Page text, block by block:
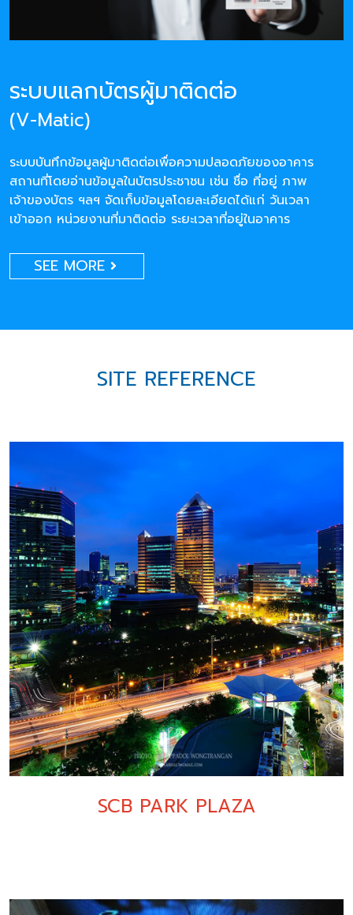
ระบบแลกบัตรผู้มาติดต่อ
(V-Matic)
ระบบบันทึกข้อมูลผู้มาติดต่อเพื่อความปลอดภัยของอาคาร
สถานที่โดยอ่านข้อมูลในบัตรประชาชน เช่น ชื่อ ที่อยู่ ภาพ
เจ้าของบัตร ฯลฯ จัดเก็บข้อมูลโดยละเอียดได้แก่ วันเวลา
เข้าออก หน่วยงานที่มาติดต่อ ระยะเวลาที่อยู่ในอาคาร
SEE MORE
SITE REFERENCE
SCB PARK PLAZA